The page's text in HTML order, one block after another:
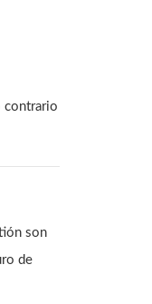
contrario
son
de